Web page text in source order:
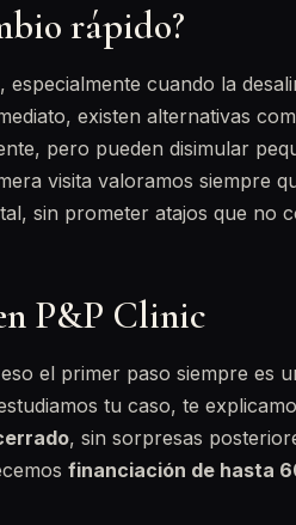
rápido?
cuando la
existen alternativas
pero pueden disimular
visita valoramos siempre
sin prometer atajos que no
P&P Clinic
el primer paso siempre es
tu caso, te
, sin sorpresas
financiación de hasta